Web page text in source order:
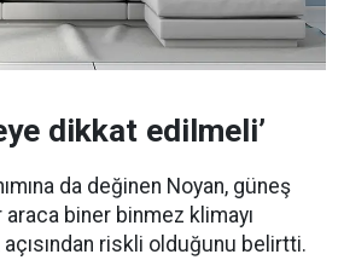
dikkat edilmeli’
da değinen Noyan, güneş
biner binmez klimayı
açısından riskli olduğunu belirtti.